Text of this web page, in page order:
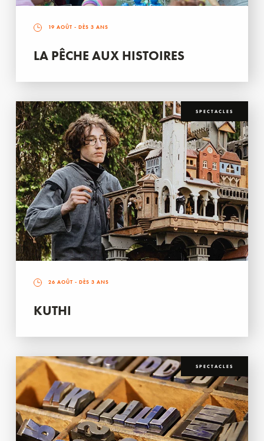
19 AOÛT - DÈS 3 ANS
LA PÊCHE AUX HISTOIRES
SPECTACLES
26 AOÛT - DÈS 3 ANS
KUTHI
SPECTACLES